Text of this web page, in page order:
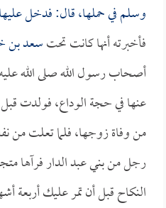
وسلم في حملها، قال: فدخل
فأخبرته أنها كانت تحتسعد بن
أصحاب رسول الله صلى الله
عنها في حجة الوداع، فولدت
من وفاة زوجها، فلما تعلت من
رجل من بني عبد الدار فرآها
النكاح قبل أن تمر عليك